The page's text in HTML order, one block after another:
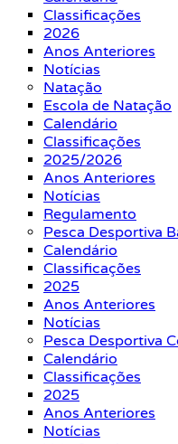
Classificações
2026
Anos Anteriores
Notícias
Natação
Escola de Natação
Calendário
Classificações
2025/2026
Anos Anteriores
Notícias
Regulamento
Pesca Desportiva
Calendário
Classificações
2025
Anos Anteriores
Notícias
Pesca Desportiva
Calendário
Classificações
2025
Anos Anteriores
Notícias